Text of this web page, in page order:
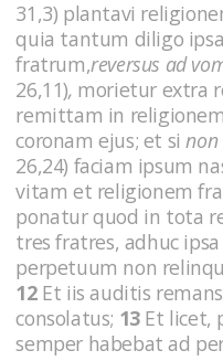
31,3) plantavi
quia tantum diligo
fratrum,reversus ad
26,11), morietur extra
remittam in
coronam ejus; et sinon
26,24) faciam ipsum
vitam et religionem
ponatur quod in tota
tres fratres, adhuc
perpetuum non
12 Et iis auditis
consolatus; 13 Et licet,
semper habebat ad